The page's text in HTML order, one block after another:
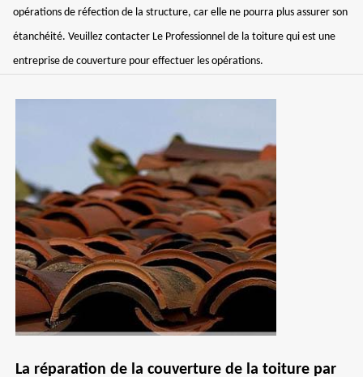
opérations de réfection de la structure, car elle ne pourra plus assurer son
étanchéité. Veuillez contacter Le Professionnel de la toiture qui est une
entreprise de couverture pour effectuer les opérations.
La réparation de la couverture de la toiture par